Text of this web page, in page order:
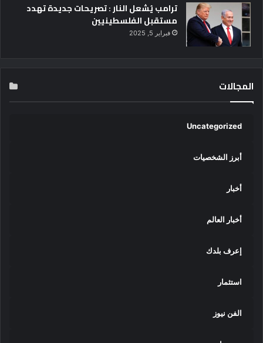
ترامب يُشعل النار : تصريحات جديدة تهدد
مستقبل الفلسطينيين
فبراير 5, 2025
المجالات
Uncategorized
أبرز الشخصيات
أخبار
أخبار العالم
إعرف بلدك
استثمار
الفن نيوز